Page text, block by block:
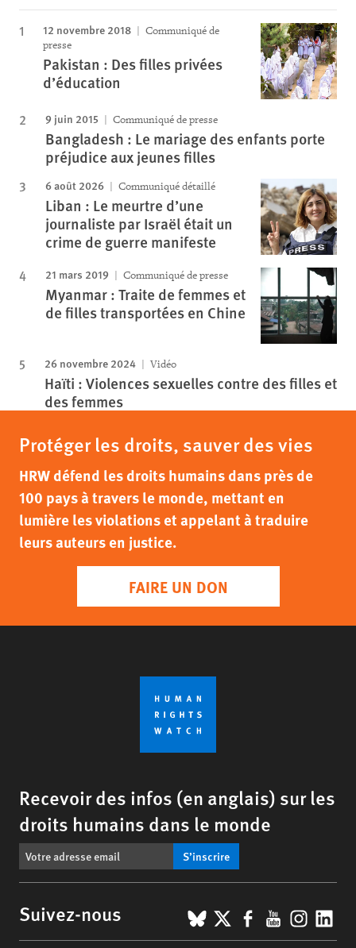
12 novembre 2018
Communiqué de
presse
Pakistan : Des filles privées
d’éducation
9 juin 2015 Communiqué de presse
Bangladesh : Le mariage des enfants porte
préjudice aux jeunes filles
6 août 2026 Communiqué détaillé
Liban : Le meurtre d’une
journaliste par Israël était un
crime de guerre manifeste
21 mars 2019 Communiqué de presse
Myanmar : Traite de femmes et
de filles transportées en Chine
26 novembre 2024 Vidéo
Haïti : Violences sexuelles contre des filles et
des femmes
Protéger les droits, sauver des vies
HRW défend les droits humains dans près de
100 pays à travers le monde, mettant en
lumière les violations et appelant à traduire
leurs auteurs en justice.
FAIRE UN DON
Recevoir des infos (en anglais) sur les
droits humains dans le monde
S’inscrire
Suivez-nous BlueSky
X Facebook
YouTube